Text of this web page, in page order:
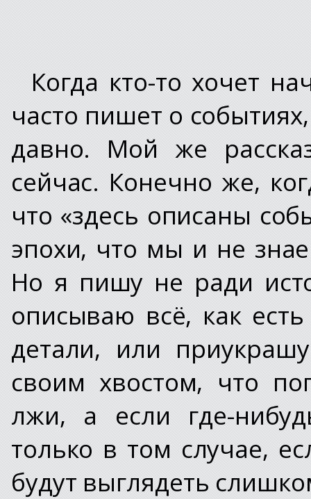
Когда кто-то хочет
часто пишет о
давно. Мой же
сейчас. Конечно же,
что «здесь описаны
эпохи, что мы и не
Но я пишу не ради
описываю всё, как
детали, или
своим хвостом, что
лжи, а если где-
только в том случае,
будут выглядеть